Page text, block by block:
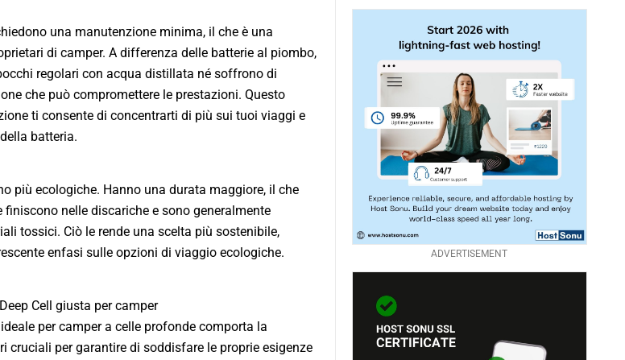
una manutenzione minima, il che è una
di camper. A differenza delle batterie al piombo,
regolari con acqua distillata né soffrono di
che può compromettere le prestazioni. Questo
ti consente di concentrarti di più sui tuoi viaggi e
batteria.
più ecologiche. Hanno una durata maggiore, il che
nelle discariche e sono generalmente
tossici. Ciò le rende una scelta più sostenibile,
enfasi sulle opzioni di viaggio ecologiche.
Cell giusta per camper
per camper a celle profonde comporta la
cruciali per garantire di soddisfare le proprie esigenze
ADVERTISEMENT